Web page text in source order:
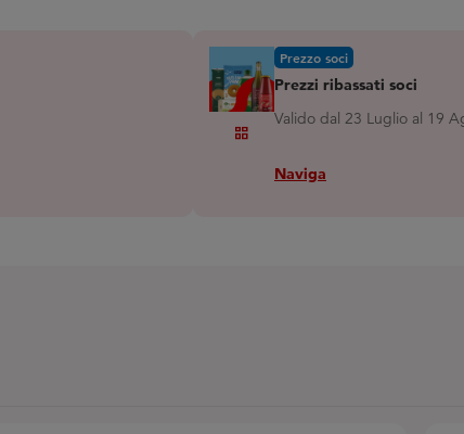
Grid_view
Prezzo soci
Prezzi ribassati soci
Valido dal 23 Luglio al 19
Naviga